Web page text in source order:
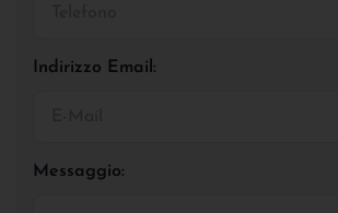
Indirizzo Email:
Messaggio: